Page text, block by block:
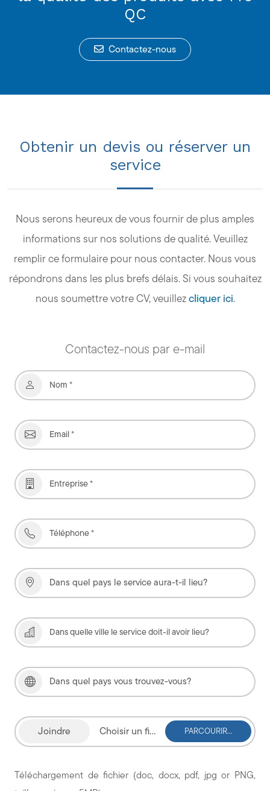
QC
Contactez-nous
Obtenir un devis ou réserver un
service
Nous serons heureux de vous fournir de plus amples
informations sur nos solutions de qualité. Veuillez
remplir ce formulaire pour nous contacter. Nous vous
répondrons dans les plus brefs délais. Si vous souhaitez
nous soumettre votre CV, veuillezcliquer ici.
Contactez-nous par e-mail
Choisir un fichier
Téléchargement de fichier (doc, docx, pdf, jpg or PNG,